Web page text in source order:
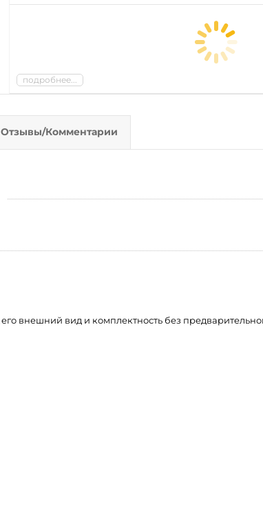
подробнее...
Отзывы/Комментарии
внешний вид и комплектность без